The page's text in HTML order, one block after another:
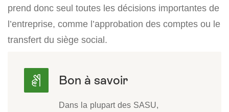
prend donc seul toutes les décisions importantes de
l’entreprise, comme l’approbation des comptes ou le
transfert du siège social.
Dans la plupart des SASU,